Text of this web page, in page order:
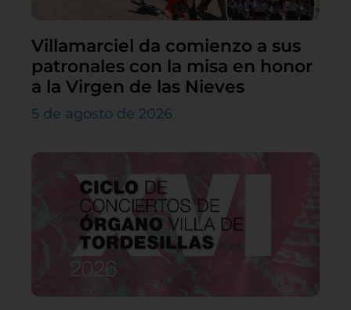
Villamarciel da comienzo a sus
patronales con la misa en honor
a la Virgen de las Nieves
5 de agosto de 2026